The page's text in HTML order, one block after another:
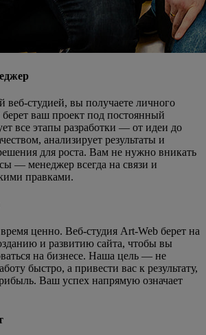
веб-студией, вы получаете личного
ваш проект под постоянный
все этапы разработки — от идеи до
анализирует результаты и
для роста. Вам не нужно вникать
— менеджер всегда на связи и
правками.
ценно. Веб-студия Art-Web берет на
и развитию сайта, чтобы вы
на бизнесе. Наша цель — не
быстро, а привести вас к результату,
Ваш успех напрямую означает